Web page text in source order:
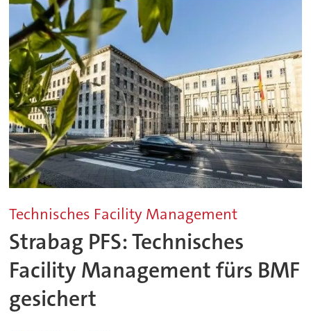
Technisches Facility Management
Strabag PFS: Technisches
Facility Management fürs BMF
gesichert